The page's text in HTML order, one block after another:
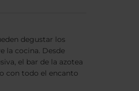
degustar los
la cocina. Desde
el bar de la azotea
con todo el encanto